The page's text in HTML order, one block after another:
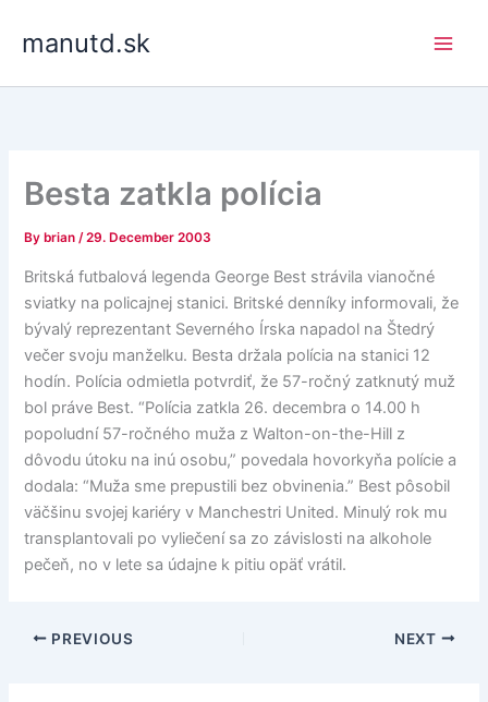
manutd.sk
Besta zatkla polícia
By brian/29. December 2003
Britská futbalová legenda George Best strávila vianočné
sviatky na policajnej stanici. Britské denníky informovali, že
bývalý reprezentant Severného Írska napadol na Štedrý
večer svoju manželku. Besta držala polícia na stanici 12
hodín. Polícia odmietla potvrdiť, že 57-ročný zatknutý muž
bol práve Best. “Polícia zatkla 26. decembra o 14.00 h
popoludní 57-ročného muža z Walton-on-the-Hill z
dôvodu útoku na inú osobu,” povedala hovorkyňa polície a
dodala: “Muža sme prepustili bez obvinenia.” Best pôsobil
väčšinu svojej kariéry v Manchestri United. Minulý rok mu
transplantovali po vyliečení sa zo závislosti na alkohole
pečeň, no v lete sa údajne k pitiu opäť vrátil.
PREVIOUS NEXT